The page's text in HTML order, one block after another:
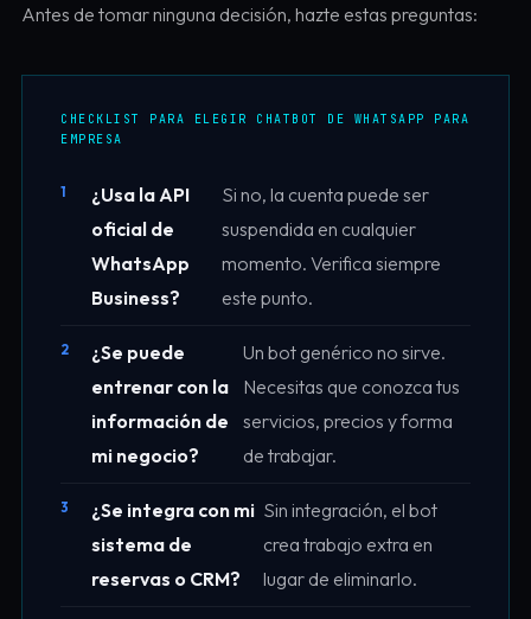
Antes de tomar ninguna decisión, hazte estas preguntas:
CHECKLIST PARA ELEGIR CHATBOT DE WHATSAPP PARA
EMPRESA
¿Usa la API
oficial de
WhatsApp
Business?
Si no, la cuenta puede ser
suspendida en cualquier
momento. Verifica siempre
este punto.
¿Se puede
entrenar con la
información de
mi negocio?
Un bot genérico no sirve.
Necesitas que conozca tus
servicios, precios y forma
de trabajar.
¿Se integra con mi
sistema de
reservas o CRM?
Sin integración, el bot
crea trabajo extra en
lugar de eliminarlo.